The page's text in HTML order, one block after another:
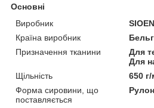
Основні
Виробник
SIOEN
Країна виробник
Призначення тканини
Для
Для
Щільність
650
Форма сировини, що
поставляється
Рулон